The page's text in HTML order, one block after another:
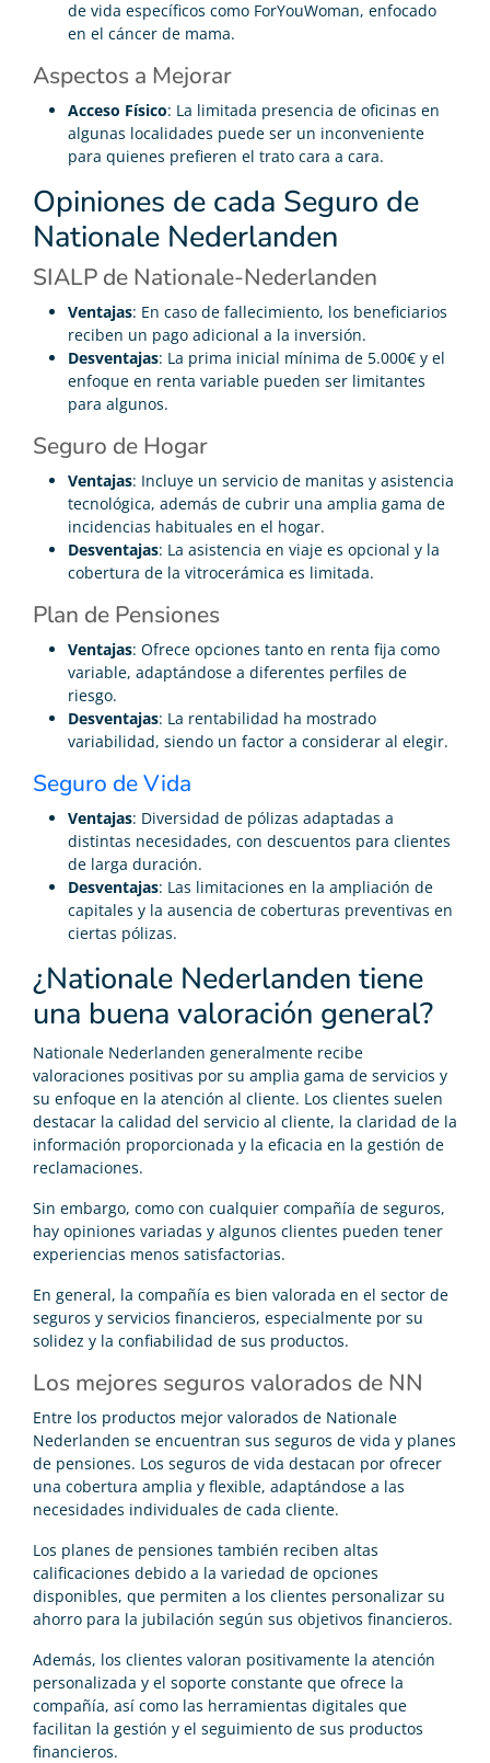
de vida específicos como ForYouWoman, enfocado
en el cáncer de mama.
Aspectos a Mejorar
Acceso Físico: La limitada presencia de oficinas en
algunas localidades puede ser un inconveniente
para quienes prefieren el trato cara a cara.
Opiniones de cada Seguro de
Nationale Nederlanden
SIALP de Nationale-Nederlanden
Ventajas: En caso de fallecimiento, los beneficiarios
reciben un pago adicional a la inversión.
Desventajas: La prima inicial mínima de 5.000€ y el
enfoque en renta variable pueden ser limitantes
para algunos.
Seguro de Hogar
Ventajas: Incluye un servicio de manitas y asistencia
tecnológica, además de cubrir una amplia gama de
incidencias habituales en el hogar.
Desventajas: La asistencia en viaje es opcional y la
cobertura de la vitrocerámica es limitada.
Plan de Pensiones
Ventajas: Ofrece opciones tanto en renta fija como
variable, adaptándose a diferentes perfiles de
riesgo.
Desventajas: La rentabilidad ha mostrado
variabilidad, siendo un factor a considerar al elegir.
Seguro de Vida
Ventajas: Diversidad de pólizas adaptadas a
distintas necesidades, con descuentos para clientes
de larga duración.
Desventajas: Las limitaciones en la ampliación de
capitales y la ausencia de coberturas preventivas en
ciertas pólizas.
¿Nationale Nederlanden tiene
una buena valoración general?
Nationale Nederlanden generalmente recibe
valoraciones positivas por su amplia gama de servicios y
su enfoque en la atención al cliente. Los clientes suelen
destacar la calidad del servicio al cliente, la claridad de la
información proporcionada y la eficacia en la gestión de
reclamaciones.
Sin embargo, como con cualquier compañía de seguros,
hay opiniones variadas y algunos clientes pueden tener
experiencias menos satisfactorias.
En general, la compañía es bien valorada en el sector de
seguros y servicios financieros, especialmente por su
solidez y la confiabilidad de sus productos.
Los mejores seguros valorados de NN
Entre los productos mejor valorados de Nationale
Nederlanden se encuentran sus seguros de vida y planes
de pensiones. Los seguros de vida destacan por ofrecer
una cobertura amplia y flexible, adaptándose a las
necesidades individuales de cada cliente.
Los planes de pensiones también reciben altas
calificaciones debido a la variedad de opciones
disponibles, que permiten a los clientes personalizar su
ahorro para la jubilación según sus objetivos financieros.
Además, los clientes valoran positivamente la atención
personalizada y el soporte constante que ofrece la
compañía, así como las herramientas digitales que
facilitan la gestión y el seguimiento de sus productos
financieros.